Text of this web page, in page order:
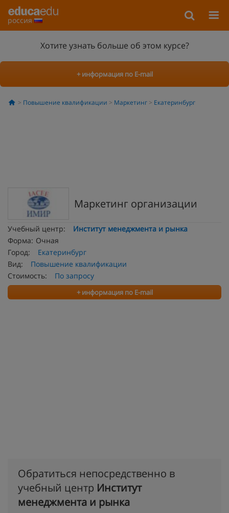
россия
Хотите узнать больше об этом курсе?
+ информация по E-mail
Повышение квалификации Маркетинг Екатеринбург
Маркетинг организации
Учебный центр:
Институт менеджмента и рынка
Форма: Очная
Город:
Екатеринбург
Вид:
Повышение квалификации
Стоимость:
По запросу
+ информация по E-mail
Обратиться непосредственно в
учебный центр Институт
менеджмента и рынка